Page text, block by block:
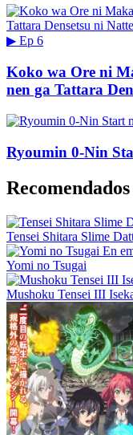
▶ Ep 6
Koko wa Ore ni
nen ga Tattara
Ryoumin 0-Nin
Tensei Shitara Slime
En
Yomi no Tsugai
Mushoku Tensei III